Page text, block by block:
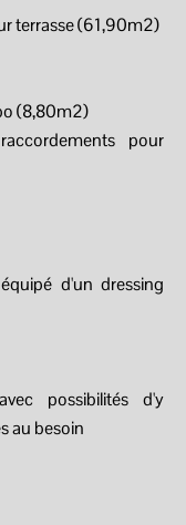
terrasse (61,90m2)
(8,80m2)
pour
d'un dressing
possibilités d'y
au besoin